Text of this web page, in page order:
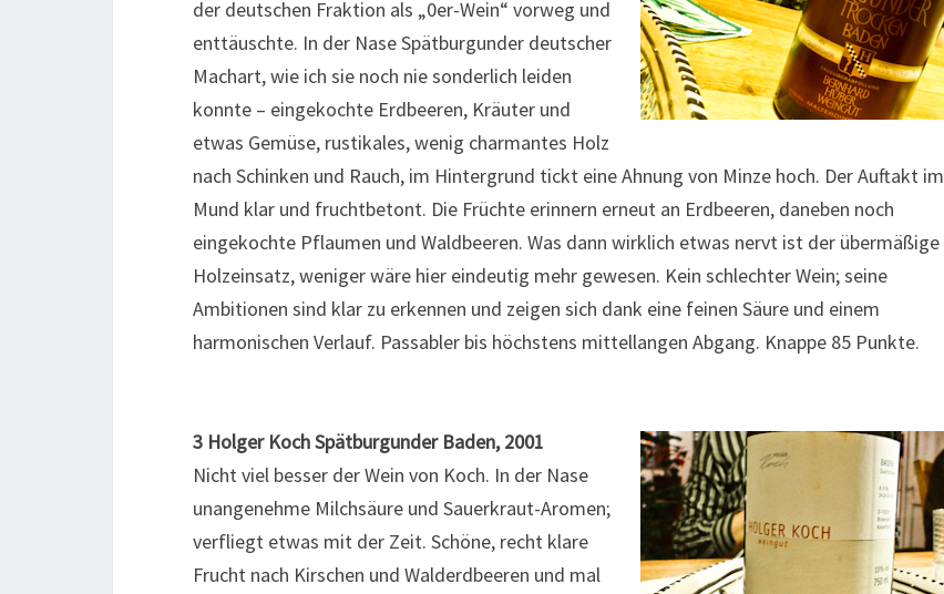
der deutschen Fraktion als „0er-Wein“ vorweg und
enttäuschte. In der Nase Spätburgunder deutscher
Machart, wie ich sie noch nie sonderlich leiden
konnte – eingekochte Erdbeeren, Kräuter und
etwas Gemüse, rustikales, wenig charmantes Holz
nach Schinken und Rauch, im Hintergrund tickt eine Ahnung von Minze hoch. Der Auftakt im
Mund klar und fruchtbetont. Die Früchte erinnern erneut an Erdbeeren, daneben noch
eingekochte Pflaumen und Waldbeeren. Was dann wirklich etwas nervt ist der übermäßige
Holzeinsatz, weniger wäre hier eindeutig mehr gewesen. Kein schlechter Wein; seine
Ambitionen sind klar zu erkennen und zeigen sich dank eine feinen Säure und einem
harmonischen Verlauf. Passabler bis höchstens mittellangen Abgang. Knappe 85 Punkte.
3 Holger Koch Spätburgunder Baden, 2001
Nicht viel besser der Wein von Koch. In der Nase
unangenehme Milchsäure und Sauerkraut-Aromen;
verfliegt etwas mit der Zeit. Schöne, recht klare
Frucht nach Kirschen und Walderdbeeren und mal